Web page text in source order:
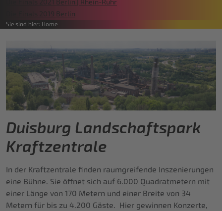
Die Finals 2021 Berlin | Rhein-Ruhr
Die Finals 2019 Berlin
Sie sind hier: Home
Duisburg Landschaftspark
Kraftzentrale
In der Kraftzentrale finden raumgreifende Inszenierungen
eine Bühne. Sie öffnet sich auf 6.000 Quadratmetern mit
einer Länge von 170 Metern und einer Breite von 34
Metern für bis zu 4.200 Gäste. Hier gewinnen Konzerte,